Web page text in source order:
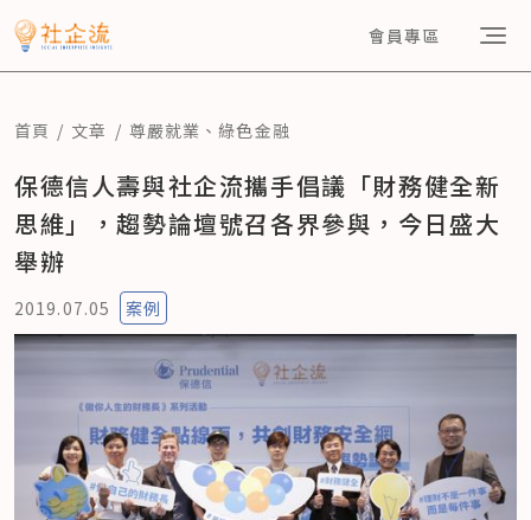
會員專區
首頁 文章 尊嚴就業 、綠色金融
保德信人壽與社企流攜手倡議「財務健全新
思維」，趨勢論壇號召各界參與，今日盛大
舉辦
2019.07.05 案例